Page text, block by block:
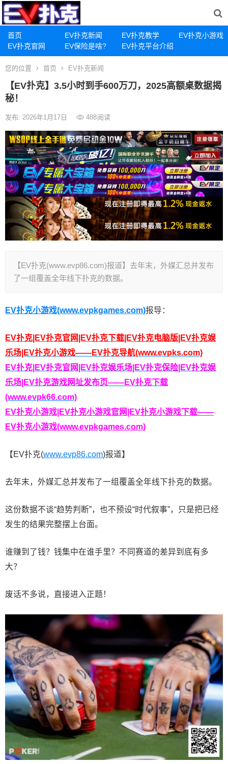
首页 EV扑克新闻 EV扑克教学
EV扑克小游戏
EV扑克官网
EV保险是啥? EV扑克平台介绍
您的位置 首页 EV扑克新闻
【EV扑克】3.5小时到手600万刀，2025高额桌数据揭
秘！
发布: 2026年1月17日 488阅读
【EV扑克(www.evp86.com)报道】去年末，外媒汇总并发布
了一组覆盖全年线下扑克的数据。
EV扑克小游戏(www.evpkgames.com)报导：
EV扑克|EV扑克官网|EV扑克下载|EV扑克电脑版|EV扑克娱
乐场|EV扑克小游戏——EV扑克导航(www.evpks.com)
EV扑克|EV扑克官网|EV扑克娱乐场|EV扑克保险|EV扑克娱
乐场|EV扑克游戏网址发布页——EV扑克下载
(www.evpk66.com)
EV扑克小游戏|EV扑克小游戏官网|EV扑克小游戏下载——
EV扑克小游戏(www.evpkgames.com)
【EV扑克(www.evp86.com)报道】
去年末，外媒汇总并发布了一组覆盖全年线下扑克的数据。
这份数据不谈“趋势判断”，也不预设“时代叙事”，只是把已经
发生的结果完整摆上台面。
谁赚到了钱？钱集中在谁手里？不同赛道的差异到底有多
大？
废话不多说，直接进入正题！